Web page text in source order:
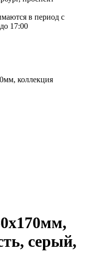
в период с
17:00
коллекция
серый,